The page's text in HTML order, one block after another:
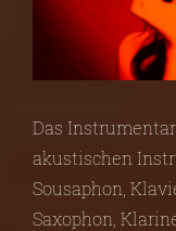
Das
akustischen
Sousaphon,
Saxophon,